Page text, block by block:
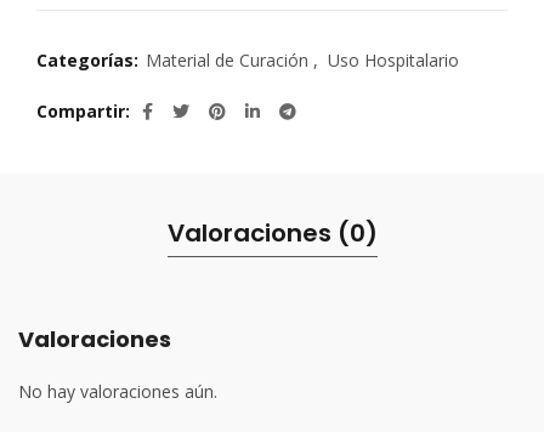
Categorías: Material de Curación , Uso Hospitalario
Compartir
Valoraciones (0)
Valoraciones
No hay valoraciones aún.